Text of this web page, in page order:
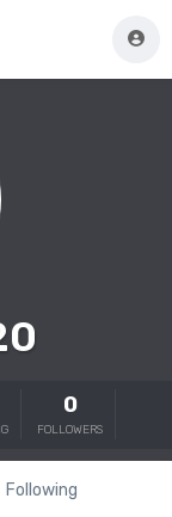
0
FOLLOWERS
Following